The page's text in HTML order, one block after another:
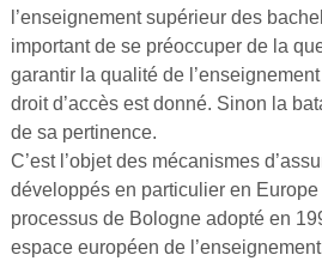
Vidéos
S’inscrire
l’enseignement supérieur des
important de se préoccuper de la
garantir la qualité de
droit d’accès est donné. Sinon la
de sa pertinence.
C’est l’objet des mécanismes
développés en particulier en
processus de Bologne adopté en
espace européen de